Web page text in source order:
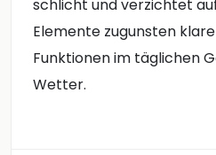
schlicht und verzichtet
Elemente zugunsten
Funktionen im täglichen
Wetter.